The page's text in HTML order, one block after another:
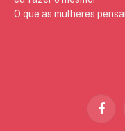
O que as mulheres